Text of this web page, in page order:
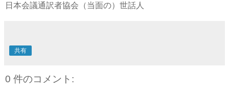
日本会議通訳者協会（当面の）世話人
共有
0 件のコメント: